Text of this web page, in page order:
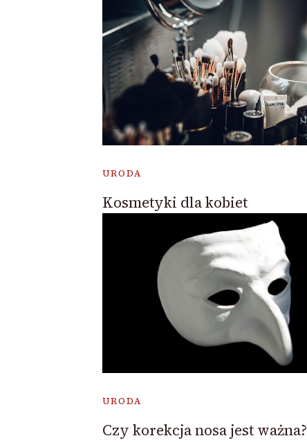
URODA
Kosmetyki dla kobiet
URODA
Czy korekcja nosa jest ważna?